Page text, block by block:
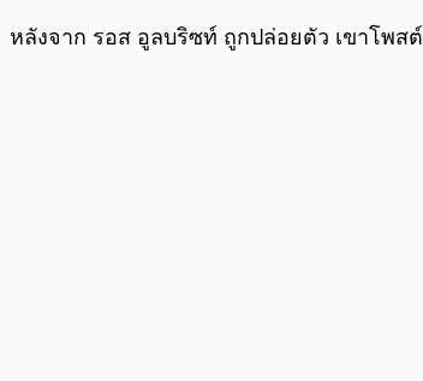
หลังจาก รอส อูลบริซท์ ถูกปล่อยตัว เขาโพสต์